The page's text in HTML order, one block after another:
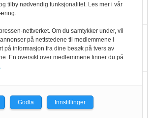
velger ladestopp
Ti bensinstasjoner
legger ned hver måned
oktan
tilby nødvendig funksjonalitet. Les mer i vår
nettverket. Om du samtykker under, vil
på nettstedene til medlemmene i
på informasjon fra dine besøk på tvers av
En oversikt over medlemmene finner du på
Godta Innstillinger